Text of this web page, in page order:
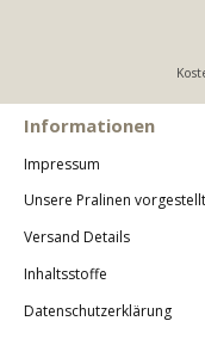
Informationen
Impressum
Unsere Pralinen vorgestellt
Versand Details
Inhaltsstoffe
Datenschutzerklärung